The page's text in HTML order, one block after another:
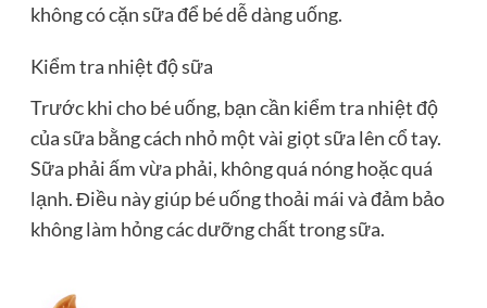
không có cặn sữa để bé dễ dàng uống.
Kiểm tra nhiệt độ sữa
Trước khi cho bé uống, bạn cần kiểm tra nhiệt độ
của sữa bằng cách nhỏ một vài giọt sữa lên cổ tay.
Sữa phải ấm vừa phải, không quá nóng hoặc quá
lạnh. Điều này giúp bé uống thoải mái và đảm bảo
không làm hỏng các dưỡng chất trong sữa.